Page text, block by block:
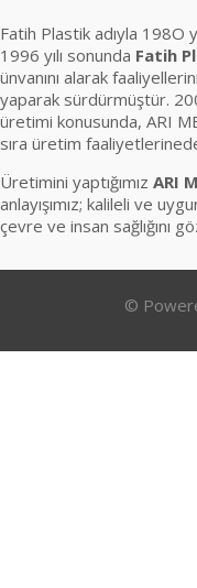
Fatih Plastik adıyla 198O
1996 yılı sonunda Fatih
ünvanını alarak
yaparak sürdürmüştür.
üretimi konusunda, ARI
sıra üretim
Üretimini yaptığımız ARI
anlayışımız; kalileli ve
çevre ve insan sağlığını
©